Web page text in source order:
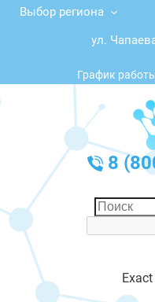
Выбор региона
ул.
График
8